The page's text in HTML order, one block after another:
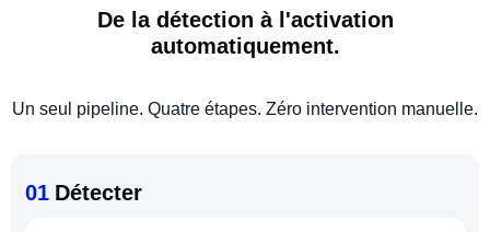
De la détection à l'activation
automatiquement.
Un seul pipeline. Quatre étapes. Zéro intervention manuelle.
01 Détecter